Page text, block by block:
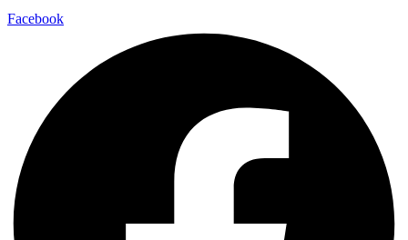
Facebook